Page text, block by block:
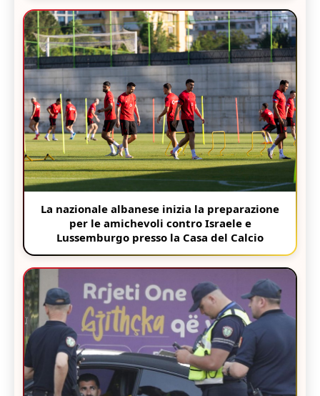
La nazionale albanese inizia la preparazione
per le amichevoli contro Israele e
Lussemburgo presso la Casa del Calcio